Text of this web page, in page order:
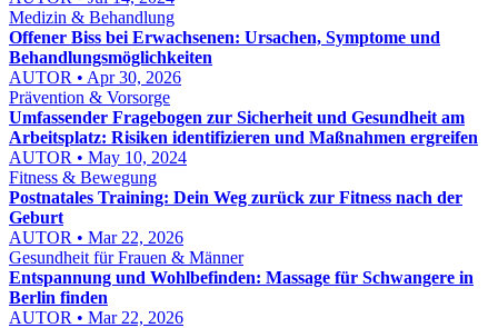
Medizin & Behandlung
Offener Biss bei Erwachsenen: Ursachen, Symptome und
Behandlungsmöglichkeiten
AUTOR • Apr 30, 2026
Prävention & Vorsorge
Umfassender Fragebogen zur Sicherheit und Gesundheit am
Arbeitsplatz: Risiken identifizieren und Maßnahmen ergreifen
AUTOR • May 10, 2024
Fitness & Bewegung
Postnatales Training: Dein Weg zurück zur Fitness nach der
Geburt
AUTOR • Mar 22, 2026
Gesundheit für Frauen & Männer
Entspannung und Wohlbefinden: Massage für Schwangere in
Berlin finden
AUTOR • Mar 22, 2026